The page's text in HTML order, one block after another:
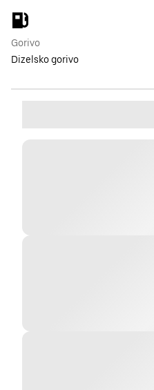
Gorivo
Dizelsko gorivo